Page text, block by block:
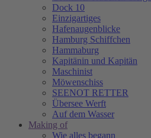
Dock 10
Einzigartiges
Hafenaugen­blicke
Hamburg Schiffchen
Hammaburg
Kapitänin und Kapitän
Maschinist
Möwenschiss
SEENOT RETTER
Übersee Werft
Auf dem Wasser
Making of
Wie alles begann